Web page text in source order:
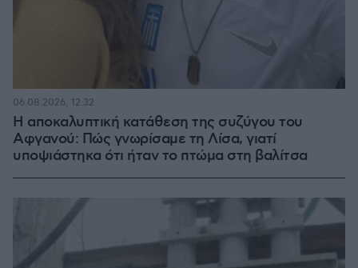
Η αποκαλυπτική κατάθεση της συζύγου του
Αφγανού: Πώς γνωρίσαμε τη Λίσα, γιατί
υποψιάστηκα ότι ήταν το πτώμα στη βαλίτσα
06.08.2026, 12:32